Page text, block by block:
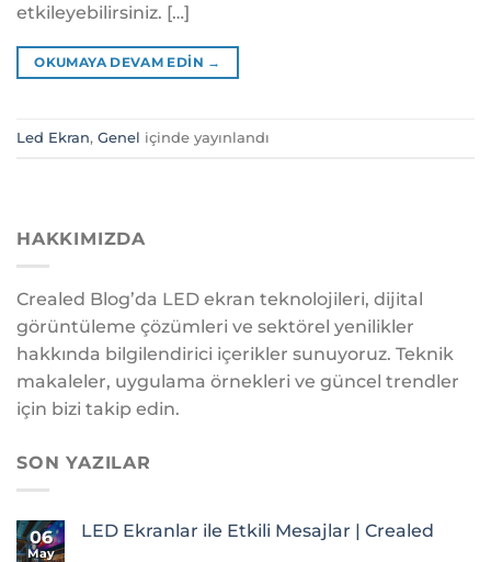
etkileyebilirsiniz. […]
OKUMAYA DEVAM EDIN →
Led Ekran, Genel içinde yayınlandı
HAKKIMIZDA
Crealed Blog’da LED ekran teknolojileri, dijital
görüntüleme çözümleri ve sektörel yenilikler
hakkında bilgilendirici içerikler sunuyoruz. Teknik
makaleler, uygulama örnekleri ve güncel trendler
için bizi takip edin.
SON YAZILAR
06
May
LED Ekranlar ile Etkili Mesajlar | Crealed